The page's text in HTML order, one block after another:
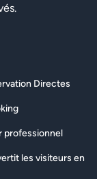
Directes
professionnel
les visiteurs en